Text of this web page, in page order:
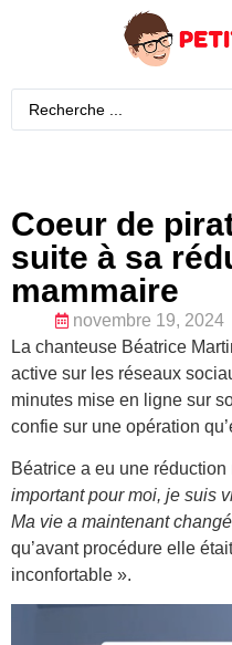
Coeur de
suite à sa
mammaire
novembre 19, 2024
La chanteuse Béatrice
active sur les réseaux
minutes mise en ligne sur
confie sur une opération
Béatrice a eu une réduction
important pour moi, je suis
Ma vie a maintenant
qu’avant procédure elle
inconfortable ».